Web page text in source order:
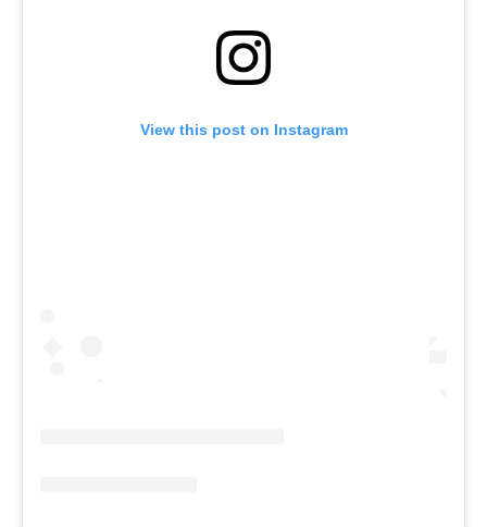
View this post on Instagram